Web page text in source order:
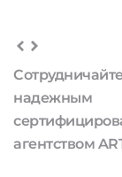
надежным
агентством